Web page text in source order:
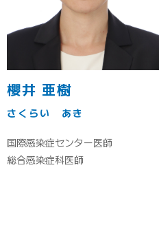
櫻井 亜樹
さくらい あき
国際感染症センター医師
総合感染症科医師